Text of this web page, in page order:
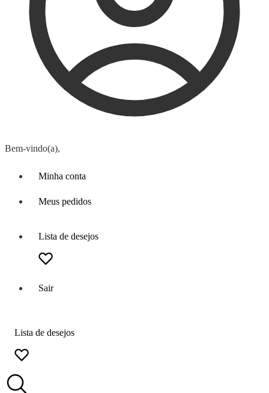
Bem-vindo(a),
Minha conta
Meus pedidos
Lista de desejos
Sair
Lista de desejos